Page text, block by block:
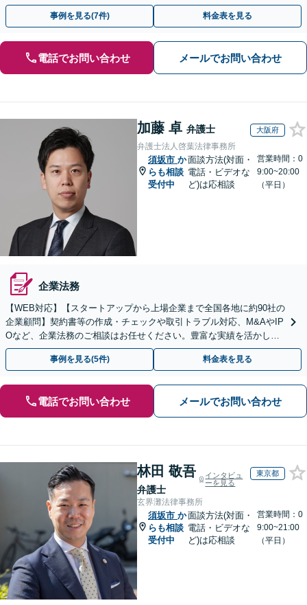
ください【複数の顧問契約プランあり】【英語対応】
事例を見る(7件) 料金表を見る
電話でお問い合わせ メールでお問い合わせ
加藤 卓 弁護士 大阪府
弁護士法人啓葉法律事務所
須坂市 か
らも相談
受付中
面談方法(対面・
電話・ビデオな
ど)は応相談
営業時間：0
9:00~20:00
（平日）
企業法務
【WEB対応】【スタートアップから上場企業まで全国各地に約90社の
企業顧問】契約書等の作成・チェックや取引トラブル対応、M&AやIP
Oなど、企業法務のご相談はお任せください。豊富な実績を活かし的
確に対応を進めてまいります。
事例を見る(5件) 料金表を見る
電話でお問い合わせ メールでお問い合わせ
林田 敬吾
弁護士
インタビュ
ーを見る
東京都
玄界灘法律事務所
須坂市 か
らも相談
受付中
面談方法(対面・
電話・ビデオな
ど)は応相談
営業時間：0
9:00~21:00
（平日）